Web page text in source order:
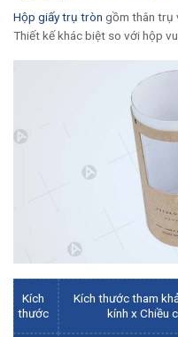
Hộp giấy trụ tròn gồm thân trụ
Thiết kế khác biệt so với hộp
Kích
thước
Kích thước tham
kính x Chiều